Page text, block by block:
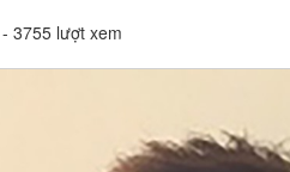
- 3755 lượt xem